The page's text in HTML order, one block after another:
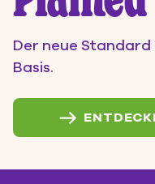
Der neue
Basis.
L Wasser*
*Mehr erfahren
Diese Produkte
gefallen